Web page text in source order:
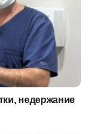
недержание